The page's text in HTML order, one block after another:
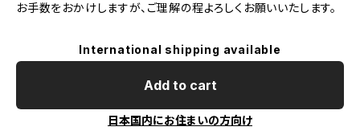
お手数をおかけしますが、ご理解の程よろしくお願いいたします。
International shipping available
Add to cart
日本国内にお住まいの方向け